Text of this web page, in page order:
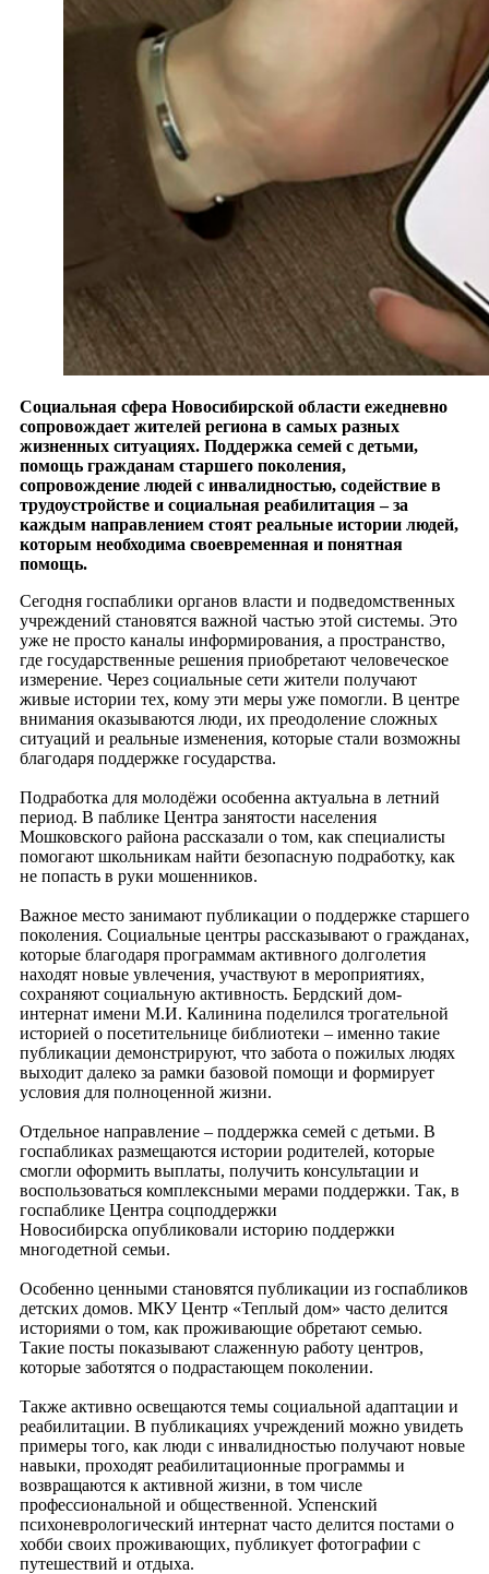
Социальная сфера Новосибирской области ежедневно
сопровождает жителей региона в самых разных
жизненных ситуациях. Поддержка семей с детьми,
помощь гражданам старшего поколения,
сопровождение людей с инвалидностью, содействие в
трудоустройстве и социальная реабилитация – за
каждым направлением стоят реальные истории людей,
которым необходима своевременная и понятная
помощь.
Сегодня госпаблики органов власти и подведомственных
учреждений становятся важной частью этой системы. Это
уже не просто каналы информирования, а пространство,
где государственные решения приобретают человеческое
измерение. Через социальные сети жители получают
живые истории тех, кому эти меры уже помогли. В центре
внимания оказываются люди, их преодоление сложных
ситуаций и реальные изменения, которые стали возможны
благодаря поддержке государства.
Подработка для молодёжи особенна актуальна в летний
период. В паблике Центра занятости населения
Мошковского района рассказали о том, как специалисты
помогают школьникам найти безопасную подработку, как
не попасть в руки мошенников.
Важное место занимают публикации о поддержке старшего
поколения. Социальные центры рассказывают о гражданах,
которые благодаря программам активного долголетия
находят новые увлечения, участвуют в мероприятиях,
сохраняют социальную активность. Бердский дом-
интернат имени М.И. Калинина поделился трогательной
историей о посетительнице библиотеки – именно такие
публикации демонстрируют, что забота о пожилых людях
выходит далеко за рамки базовой помощи и формирует
условия для полноценной жизни.
Отдельное направление – поддержка семей с детьми. В
госпабликах размещаются истории родителей, которые
смогли оформить выплаты, получить консультации и
воспользоваться комплексными мерами поддержки. Так, в
госпаблике Центра соцподдержки
Новосибирска опубликовали историю поддержки
многодетной семьи.
Особенно ценными становятся публикации из госпабликов
детских домов. МКУ Центр «Теплый дом» часто делится
историями о том, как проживающие обретают семью.
Такие посты показывают слаженную работу центров,
которые заботятся о подрастающем поколении.
Также активно освещаются темы социальной адаптации и
реабилитации. В публикациях учреждений можно увидеть
примеры того, как люди с инвалидностью получают новые
навыки, проходят реабилитационные программы и
возвращаются к активной жизни, в том числе
профессиональной и общественной. Успенский
психоневрологический интернат часто делится постами о
хобби своих проживающих, публикует фотографии с
путешествий и отдыха.